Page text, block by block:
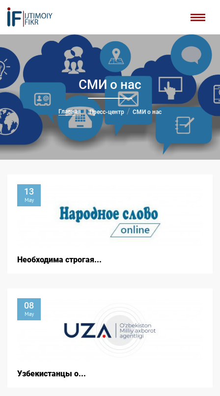
СМИ о нас
Главная Пресс-центр СМИ о нас
13
May
Необходима строгая...
08
May
Узбекистанцы о...